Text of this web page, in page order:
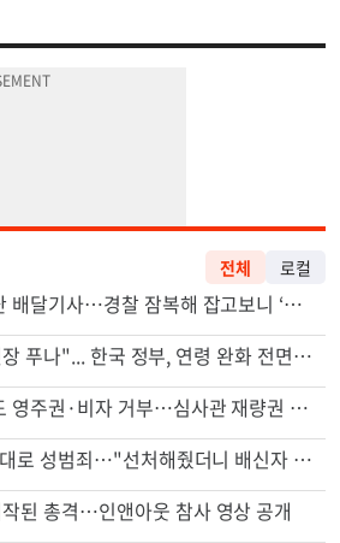
전체 로컬
신호위반 후 달아난 배달기사…경찰 잠복해 잡고보니 ‘반전’
"65세 복수국적 빗장 푸나"... 한국 정부, 연령 완화 전면 추진
서류 하나만 빠져도 영주권·비자 거부…심사관 재량권 대폭 확대
한인 남성, 처형 상대로 성범죄…"선처해줬더니 배신자 취급"
된 총격…인앤아웃 참사 영상 공개